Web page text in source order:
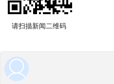
请扫描新闻二维码
用户评论